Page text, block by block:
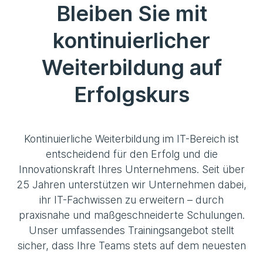
Bleiben Sie mit
kontinuierlicher
Weiterbildung auf
Erfolgskurs
Kontinuierliche Weiterbildung im IT-Bereich ist
entscheidend für den Erfolg und die
Innovationskraft Ihres Unternehmens. Seit über
25 Jahren unterstützen wir Unternehmen dabei,
ihr IT-Fachwissen zu erweitern – durch
praxisnahe und maßgeschneiderte Schulungen.
Unser umfassendes Trainingsangebot stellt
sicher, dass Ihre Teams stets auf dem neuesten